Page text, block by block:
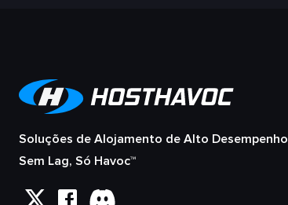
Soluções de Alojamento de Alto Desempenho
Sem Lag, Só Havoc™